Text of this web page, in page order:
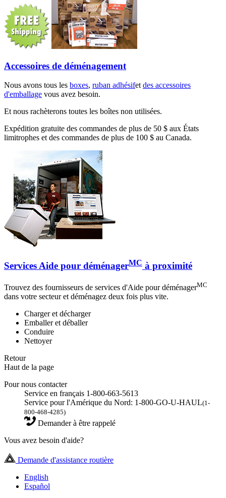
Accessoires de déménagement
Nous avons tous les boxes, ruban adhésifet des accessoires
d'emballage vous avez besoin.
Et nous rachèterons toutes les boîtes non utilisées.
Expédition gratuite des commandes de plus de 50 $ aux États
limitrophes et des commandes de plus de 100 $ au Canada.
Services Aide pour déménagerMC à proximité
Trouvez des fournisseurs de services d'Aide pour déménagerMC
dans votre secteur et déménagez deux fois plus vite.
Charger et décharger
Emballer et déballer
Conduire
Nettoyer
Retour
Haut de la page
Pour nous contacter
Service en français 1-800-663-5613
Service pour l'Amérique du Nord: 1-800-GO-U-HAUL(1-
800-468-4285)
Demander à être rappelé
Vous avez besoin d'aide?
Demande d'assistance routière
English
Español